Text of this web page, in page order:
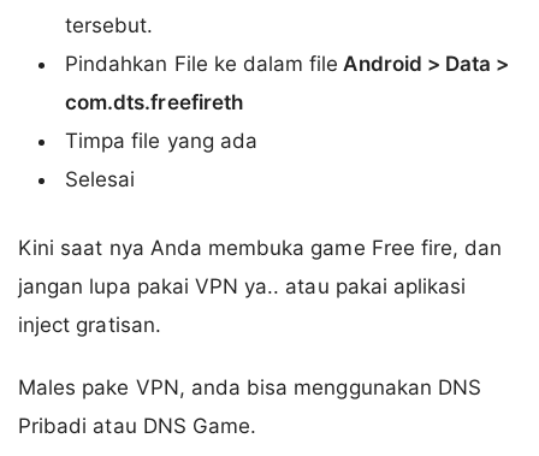
tersebut.
Pindahkan File ke dalam file Android > Data >
com.dts.freefireth
Timpa file yang ada
Selesai
Kini saat nya Anda membuka game Free fire, dan
jangan lupa pakai VPN ya.. atau pakai aplikasi
inject gratisan.
Males pake VPN, anda bisa menggunakan DNS
Pribadi atau DNS Game.